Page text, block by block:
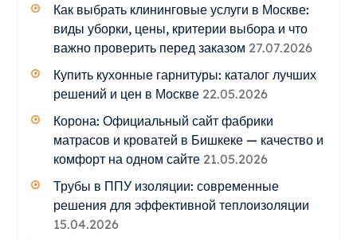
Как выбрать клининговые услуги в Москве:
виды уборки, цены, критерии выбора и что
важно проверить перед заказом 27.07.2026
Купить кухонные гарнитуры: каталог лучших
решений и цен в Москве 22.05.2026
Корона: Официальный сайт фабрики
матрасов и кроватей в Бишкеке — качество и
комфорт на одном сайте 21.05.2026
Трубы в ППУ изоляции: современные
решения для эффективной теплоизоляции
15.04.2026